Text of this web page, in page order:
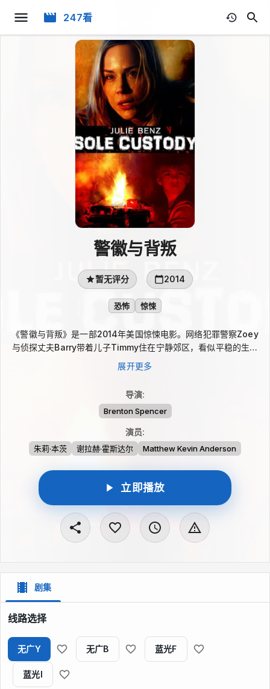
247看
警徽与背叛
暂无评分 2014
恐怖 惊悚
《警徽与背叛》是一部2014年美国惊悚电影。网络犯罪警察Zoey
与侦探丈夫Barry带着儿子Timmy住在宁静郊区，看似平稳的生活
因婚姻裂痕和Barry的出轨逐渐失控。Zoey申请限制令并获得儿子
单独抚养权后，深夜家中突发火灾，Timmy不幸丧生。证据却指
自己遭人陷害。
展开更多
导演:
Brenton Spencer
演员:
朱莉·本茨 谢拉赫·霍斯达尔 Matthew Kevin Anderson
立即播放
剧集
线路选择
无广Y 无广B 蓝光F
蓝光I